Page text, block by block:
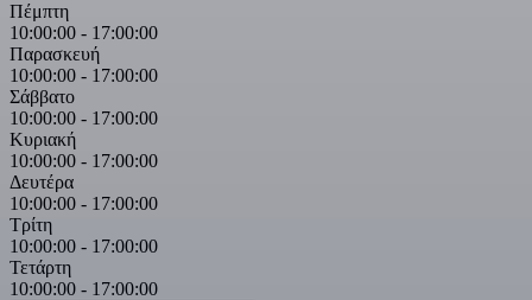
Πέμπτη
10:00:00 - 17:00:00
Παρασκευή
10:00:00 - 17:00:00
Σάββατο
10:00:00 - 17:00:00
Κυριακή
10:00:00 - 17:00:00
Δευτέρα
10:00:00 - 17:00:00
Τρίτη
10:00:00 - 17:00:00
Τετάρτη
10:00:00 - 17:00:00